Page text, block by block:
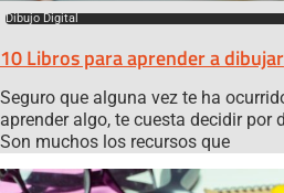
Dibujo Digital
10 Libros para aprender a dibujar
Seguro que alguna vez te ha
aprender algo, te cuesta decidir por
Son muchos los recursos que